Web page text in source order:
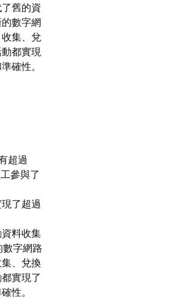
舊的資
數字網
集、兌
都實現
確性。
超過
參與了
了超過
料收集
字網路
、兌換
實現了
性。